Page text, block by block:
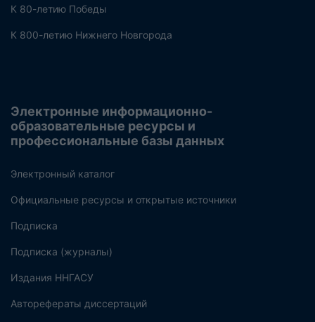
К 80-летию Победы
К 800-летию Нижнего Новгорода
Электронные информационно-
образовательные ресурсы и
профессиональные базы данных
Электронный каталог
Официальные ресурсы и открытые источники
Подписка
Подписка (журналы)
Издания ННГАСУ
Авторефераты диссертаций